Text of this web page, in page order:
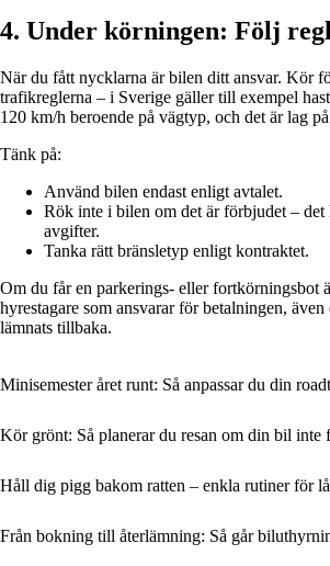
4. Under körningen: Följ
När du fått nycklarna är bilen ditt ansvar. Kör
trafikreglerna – i Sverige gäller till exempel
120 km/h beroende på vägtyp, och det är lag
Tänk på:
Använd bilen endast enligt avtalet.
Rök inte i bilen om det är förbjudet – det
avgifter.
Tanka rätt bränsletyp enligt kontraktet.
Om du får en parkerings- eller fortkörningsbot
hyrestagare som ansvarar för betalningen,
lämnats tillbaka.
Minisemester året runt: Så anpassar du din
Kör grönt: Så planerar du resan om din bil inte
Håll dig pigg bakom ratten – enkla rutiner för
Från bokning till återlämning: Så går